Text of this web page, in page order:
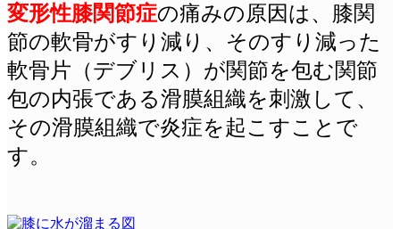
変形性膝関節症の痛みの原因は、膝関
節の軟骨がすり減り、そのすり減った
軟骨片（デブリス）が関節を包む関節
包の内張である滑膜組織を刺激して、
その滑膜組織で炎症を起こすことで
す。